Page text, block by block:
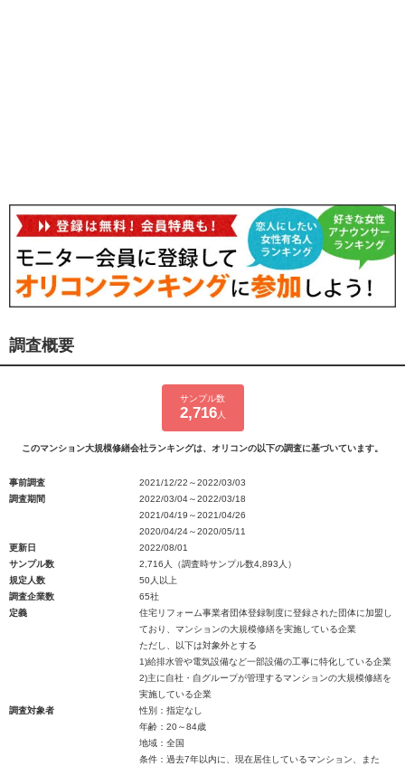
調査概要
サンプル数
2,716人
このマンション大規模修繕会社ランキングは、オリコンの以下の調査に基づいています。
事前調査
2021/12/22～2022/03/03
調査期間
2022/03/04～2022/03/18
2021/04/19～2021/04/26
2020/04/24～2020/05/11
更新日
2022/08/01
サンプル数
2,716人（調査時サンプル数4,893人）
規定人数
50人以上
調査企業数
65社
定義
住宅リフォーム事業者団体登録制度に登録された団体に加盟し
ており、マンションの大規模修繕を実施している企業
ただし、以下は対象外とする
1)給排水管や電気設備など一部設備の工事に特化している企業
2)主に自社・自グループが管理するマンションの大規模修繕を
実施している企業
調査対象者
性別：指定なし
年齢：20～84歳
地域：全国
条件：過去7年以内に、現在居住しているマンション、また